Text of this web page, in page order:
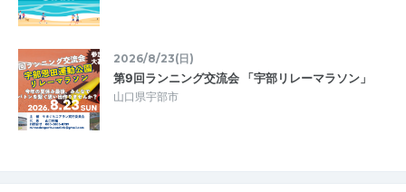
2026/8/23(日)
第9回ランニング交流会 「宇部リレーマラソン」
山口県宇部市